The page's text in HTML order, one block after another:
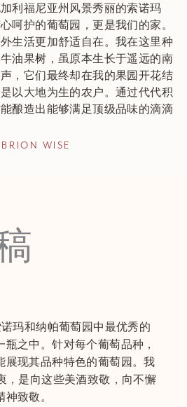
利福尼亚州风景秀丽的索诺玛
呵护的葡萄园，更是我们的家。
生活更加舒适自在。我在这里种
油果树，虽原本生长于遥远的南
，它们最终却在我的果园开花结
以大地为生的农户。通过代代积
酿造出能够满足顶级品味的滴滴
BRION WISE
诺玛和纳帕葡萄园中最优秀的
之中。针对每个葡萄品种，
展现其品种特色的葡萄园。我
，是向这些美酒致敬，向不懈
致敬。